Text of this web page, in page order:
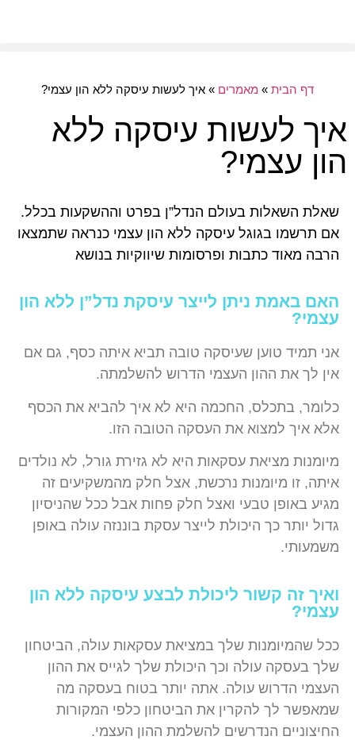
דף הבית»מאמרים»איך לעשות עיסקה ללא הון עצמי?
איך לעשות עיסקה ללא
הון עצמי?
שאלת השאלות בעולם הנדל”ן בפרט וההשקעות בכלל.
אם תרשמו בגוגל עיסקה ללא הון עצמי כנראה שתמצאו
הרבה מאוד כתבות ופרסומות שיווקיות בנושא
האם באמת ניתן לייצר עיסקת נדל”ן ללא הון
עצמי?
אני תמיד טוען שעיסקה טובה תביא איתה כסף, גם אם
אין לך את ההון העצמי הדרוש להשלמתה.
כלומר, בתכלס, החכמה היא לא איך להביא את הכסף
אלא איך למצוא את העסקה הטובה הזו.
מיומנות מציאת עסקאות היא לא גזירת גורל, לא נולדים
איתה, זו מיומנות נרכשת, אצל חלק מהמשקיעים זה
מגיע באופן טבעי ואצל חלק פחות אבל ככל שהניסיון
גדול יותר כך היכולת לייצר עסקת בוננזה עולה באופן
משמעותי.
ואיך זה קשור ליכולת לבצע עיסקה ללא הון
עצמי?
ככל שהמיומנות שלך במציאת עסקאות עולה, הביטחון
שלך בעסקה עולה וכך היכולת שלך לגייס את ההון
העצמי הדרוש עולה. אתה יותר בטוח בעסקה מה
שמאפשר לך להקרין את הביטחון כלפי המקורות
החיצוניים הנדרשים להשלמת ההון העצמי.